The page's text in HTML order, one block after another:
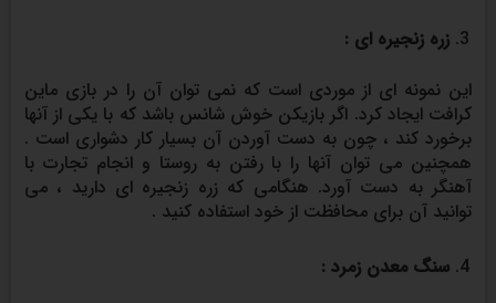
زره زنجیره ای :
این نمونه ای از موردی است که نمی توان آن را در بازی ماین
کرافت ایجاد کرد. اگر بازیکن خوش شانس باشد که با یکی از آنها
برخورد کند ، چون به دست آوردن آن بسیار کار دشواری است .
همچنین می توان آنها را با رفتن به روستا و انجام تجارت با
آهنگر به دست آورد. هنگامی که زره زنجیره ای دارید ، می
توانید آن برای محافظت از خود استفاده کنید .
سنگ معدن زمرد :